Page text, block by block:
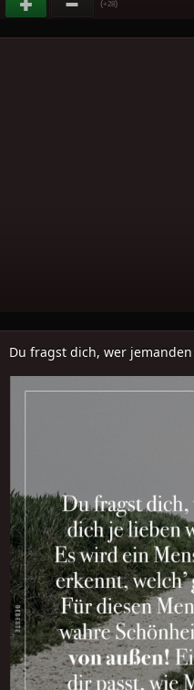
(+28)
Du fragst dich, wer